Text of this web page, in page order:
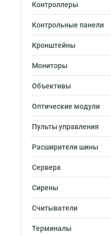
Контроллеры
Контрольные панели
Кронштейны
Мониторы
Объективы
Оптические модули
Пульты управления
Расширители шины
Сервера
Сирены
Считыватели
Терминалы